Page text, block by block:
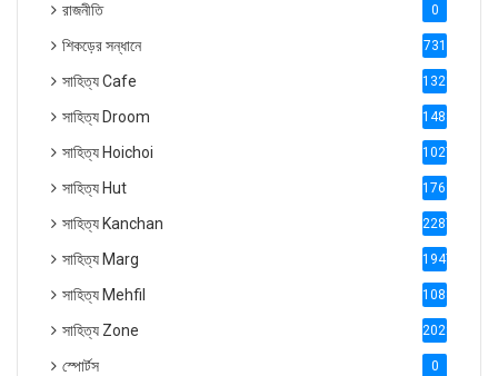
রাজনীতি 0
শিকড়ের সন্ধানে 731
সাহিত্য Cafe 1321
সাহিত্য Droom 1488
সাহিত্য Hoichoi 1027
সাহিত্য Hut 1769
সাহিত্য Kanchan 2287
সাহিত্য Marg 1947
সাহিত্য Mehfil 1088
সাহিত্য Zone 2028
স্পোর্টস 0